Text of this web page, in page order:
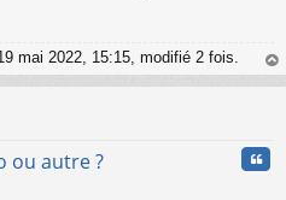
mai 2022, 15:15, modifié 2 fois.
au
ou autre ?